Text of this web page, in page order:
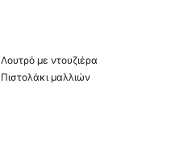
Λουτρό με ντουζιέρα
Πιστολάκι μαλλιών